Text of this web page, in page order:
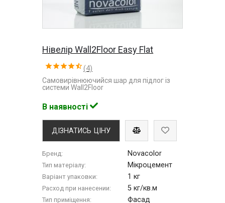
Нівелір Wall2Floor Easy Flat
(4)
Самовирівнюючийся шар для підлог із
системи Wall2Floor
В наявності
ДІЗНАТИСЬ ЦІНУ
Бренд: Novacolor
Тип матеріалу: Мікроцемент
Варіант упаковки: 1 кг
Расход при нанесении: 5 кг/кв.м
Тип приміщення: Фасад